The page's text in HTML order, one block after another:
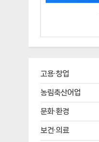
고용·창업
농림축산어업
문화·환경
보건·의료